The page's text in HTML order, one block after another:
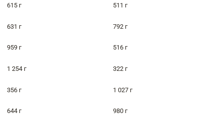
615 г 511 г
631 г 792 г
959 г 516 г
1 254 г 322 г
356 г 1 027 г
644 г 980 г